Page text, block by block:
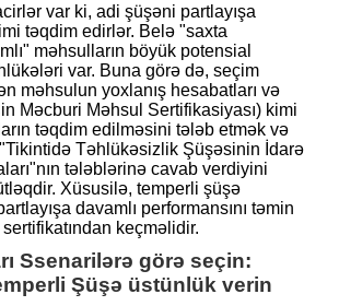
var ki, adi şüşəni partlayışa
təqdim edirlər. Belə "saxta
məhsulların böyük potensial
var. Buna görə də, seçim
məhsulun yoxlanış hesabatları və
Məcburi Məhsul Sertifikasiyası) kimi
təqdim edilməsini tələb etmək və
Təhlükəsizlik Şüşəsinin İdarə
tələblərinə cavab verdiyini
Xüsusilə, temperli şüşə
davamlı performansını təmin
keçməlidir.
Ssenarilərə görə seçin:
Şüşə üstünlük verin